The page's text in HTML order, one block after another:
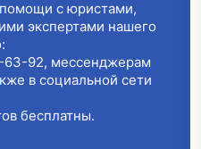
помощи с юристами,
экспертами нашего
63-92, мессенджерам
в социальной сети
бесплатны.